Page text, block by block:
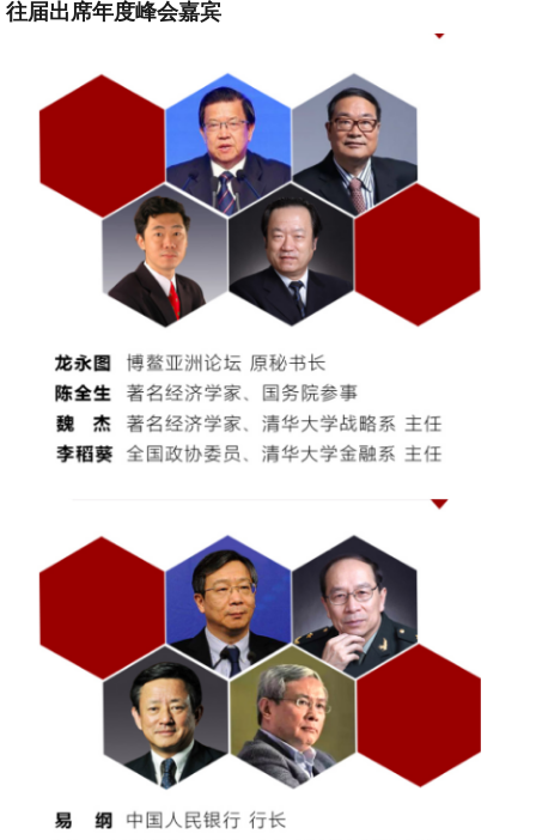
往届出席年度峰会嘉宾